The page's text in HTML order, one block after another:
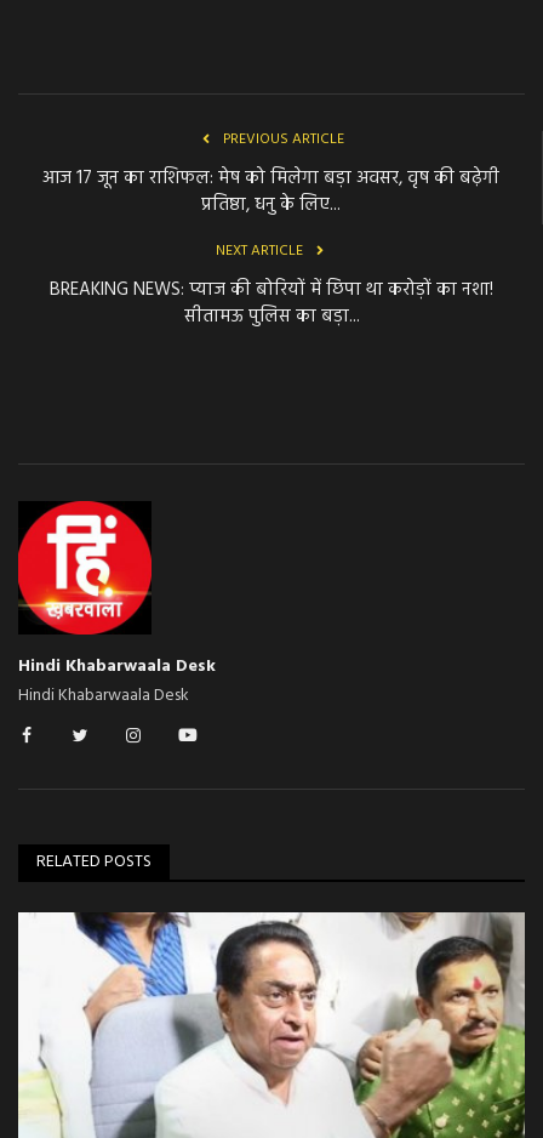
PREVIOUS ARTICLE
आज 17 जून का राशिफल: मेष को मिलेगा बड़ा अवसर, वृष की बढ़ेगी
प्रतिष्ठा, धनु के लिए...
NEXT ARTICLE
BREAKING NEWS: प्याज की बोरियों में छिपा था करोड़ों का नशा!
सीतामऊ पुलिस का बड़ा...
Hindi Khabarwaala Desk
Hindi Khabarwaala Desk
RELATED POSTS